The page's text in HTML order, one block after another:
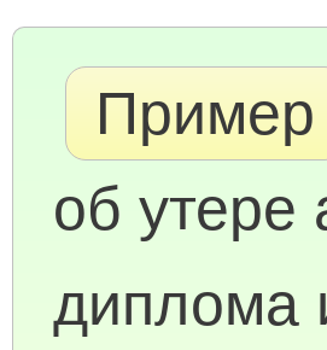
Пример
об утере
диплома